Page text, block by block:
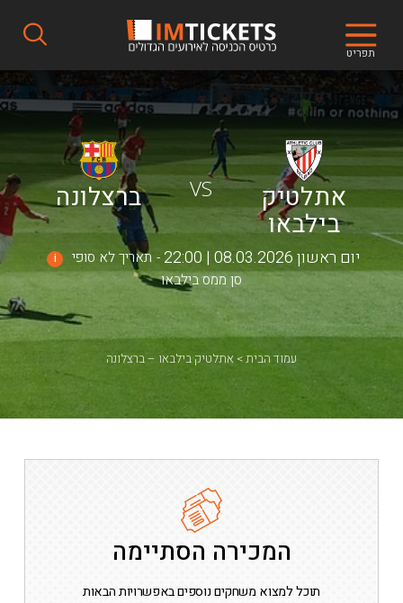
תפריט
אתלטיק
בילבאו
VS ברצלונה
יום ראשון 08.03.2026 | 22:00 תאריך לא סופי i
סן ממס בילבאו
אתלטיק בילבאו – ברצלונה עמוד הבית
המכירה הסתיימה
תוכל למצוא משחקים נוספים באפשרויות הבאות